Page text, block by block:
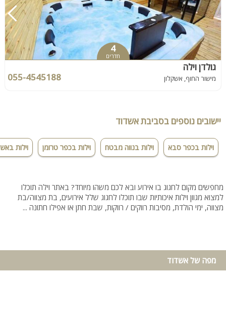
4
חדרים
גולדן וילה
מישור החוף, אשקלון 055-4545188
יישובים נוספים בסביבת אשדוד
וילות בכפר סבא וילות בנווה מבטח וילות בכפר טרומן וילות
מחפשים מקום לחגוג בו אירוע ובא לכם משהו מיוחד? באתר וילה תוכלו
למצוא מגוון וילות איכותיות שבו תוכלו לחגוג שלל אירועים, בת מצווה/בת
מצווה, ימי הולדת, מסיבות רווקים / רווקות, שבת חתן או אפילו חתונה ...
מפה של אשדוד